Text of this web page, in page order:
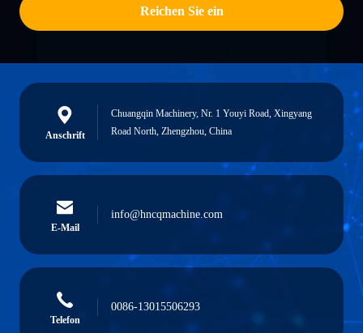
Reichen Sie ein
Anschrift
Chuangqin Machinery, Nr. 1 Youyi Road, Xingyang
Road North, Zhengzhou, China
E-Mail
info@hncqmachine.com
Telefon
0086-13015506293